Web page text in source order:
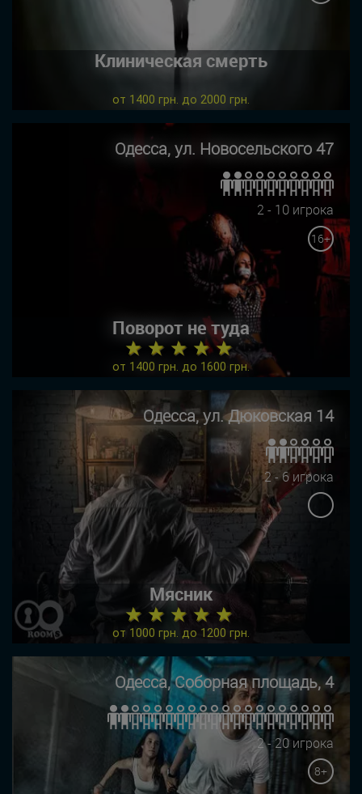
Клиническая смерть
от 1400 грн. до 2000 грн.
Одесса, ул. Новосельского 47
2 - 10 игрока
16+
Поворот не туда
★ ★ ★ ★ ★
от 1400 грн. до 1600 грн.
Одесса, ул. Дюковская 14
2 - 6 игрока
Мясник
★ ★ ★ ★ ★
от 1000 грн. до 1200 грн.
Одесса, Соборная площадь, 4
2 - 20 игрока
8+